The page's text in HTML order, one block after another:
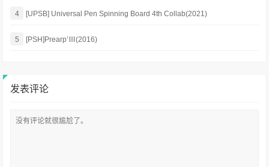
4 [UPSB] Universal Pen Spinning Board 4th Collab(2021)
5 [PSH]Prearp’Ⅲ(2016)
发表评论